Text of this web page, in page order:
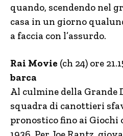
quando, scendendo nel
casa in un giorno
a faccia con l’assurdo.
Rai Movie (ch 24) ore
barca
Al culmine della Grande
squadra di canottieri
pronostico fino ai